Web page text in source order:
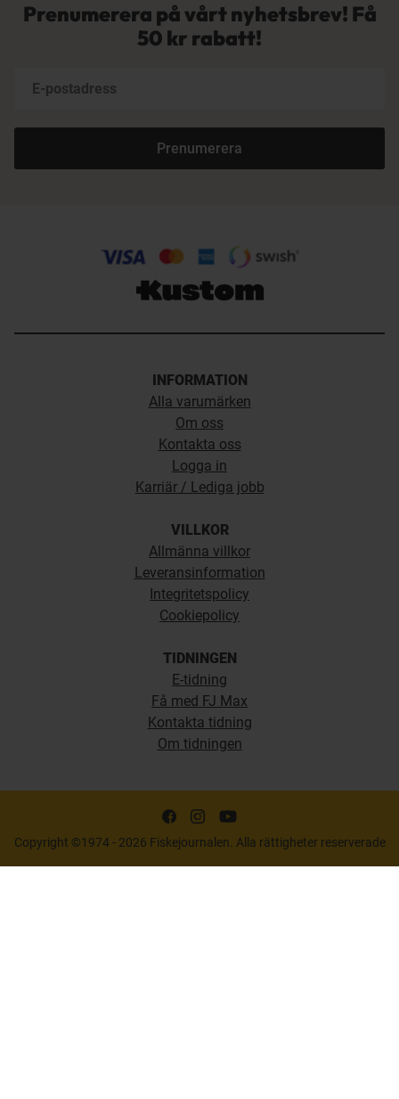
Prenumerera på vårt nyhetsbrev! Få
50 kr rabatt!
Prenumerera
INFORMATION
Alla varumärken
Om oss
Kontakta oss
Logga in
Karriär / Lediga jobb
VILLKOR
Allmänna villkor
Leveransinformation
Integritetspolicy
Cookiepolicy
TIDNINGEN
E-tidning
Få med FJ Max
Kontakta tidning
Om tidningen
Copyright ©1974 - 2026 Fiskejournalen. Alla rättigheter reserverade